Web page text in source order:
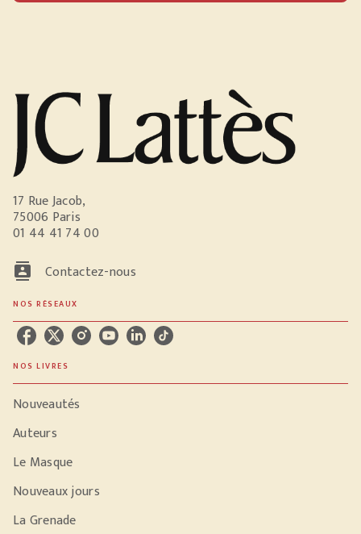
17 Rue Jacob,
75006 Paris
01 44 41 74 00
contacts Contactez-nous
NOS RÉSEAUX
NOS LIVRES
Nouveautés
Auteurs
Le Masque
Nouveaux jours
La Grenade